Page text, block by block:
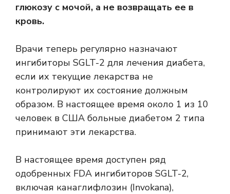
глюкозу с мочой, а не возвращать ее в
кровь.
Врачи теперь регулярно назначают
ингибиторы SGLT-2 для лечения диабета,
если их текущие лекарства не
контролируют их состояние должным
образом. В настоящее время около 1 из 10
человек в США больные диабетом 2 типа
принимают эти лекарства.
В настоящее время доступен ряд
одобренных FDA ингибиторов SGLT-2,
включая канаглифлозин (Invokana),